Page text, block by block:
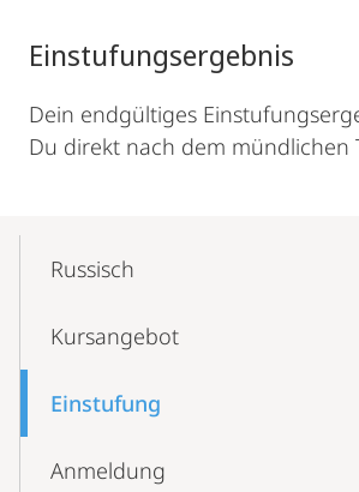
Einstufungsergebnis
Dein endgültiges
Du direkt nach dem mündlichen
NavigationRussisch
Kursangebot
Einstufung
Anmeldung